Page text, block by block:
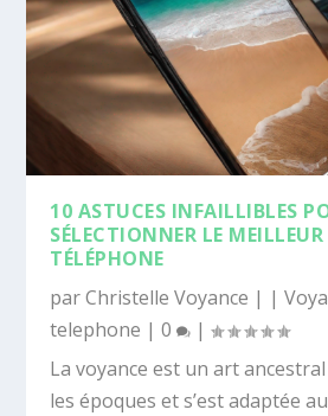
10 ASTUCES INFAILLIBLES
SÉLECTIONNER LE
TÉLÉPHONE
parChristelle Voyance | |
telephone |0
|
La voyance est un art
les époques et s’est adaptée